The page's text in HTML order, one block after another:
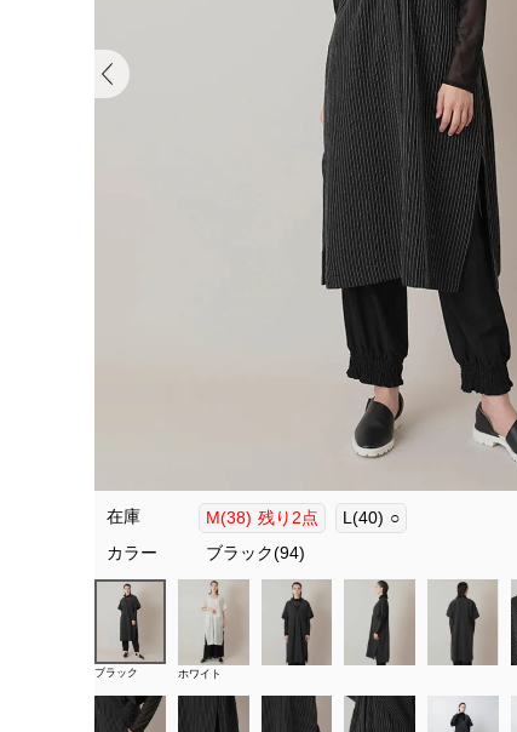
在庫 M(38) 残り2点 L(40) ○
カラー
ブラック(94)
ブラック ホワイト